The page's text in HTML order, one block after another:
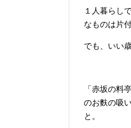
１人暮らし
なものは片
でも、いい
「赤坂の料
のお麩の吸
と。